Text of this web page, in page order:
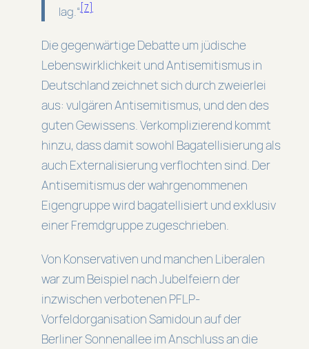
lag.“ [7]
Die gegenwärtige Debatte um jüdische
Lebenswirklichkeit und Antisemitismus in
Deutschland zeichnet sich durch zweierlei
aus: vulgären Antisemitismus, und den des
guten Gewissens. Verkomplizierend kommt
hinzu, dass damit sowohl Bagatellisierung als
auch Externalisierung verflochten sind. Der
Antisemitismus der wahrgenommenen
Eigengruppe wird bagatellisiert und exklusiv
einer Fremdgruppe zugeschrieben.
Von Konservativen und manchen Liberalen
war zum Beispiel nach Jubelfeiern der
inzwischen verbotenen PFLP-
Vorfeldorganisation Samidoun auf der
Berliner Sonnenallee im Anschluss an die